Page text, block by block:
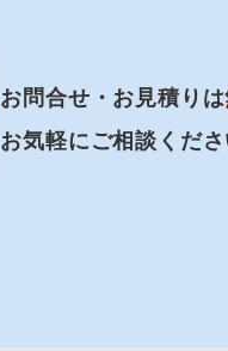
お問合せ・お見積りは
お気軽にご相談くださ